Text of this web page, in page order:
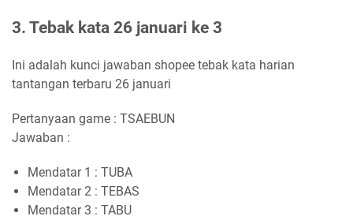
3. Tebak kata 26 januari ke 3
Ini adalah kunci jawaban shopee tebak kata harian
tantangan terbaru 26 januari
Pertanyaan game : TSAEBUN
Jawaban :
Mendatar 1 : TUBA
Mendatar 2 : TEBAS
Mendatar 3 : TABU